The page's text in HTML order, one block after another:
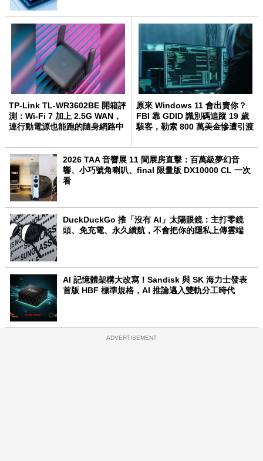
TP-Link TL-WR3602BE 開箱評
測：Wi-Fi 7 加上 2.5G WAN，
連行動電源也能跑的隨身網路中
原來 Windows 11 會出賣你？
FBI 靠 GDID 識別碼追蹤 19 歲
駭客，勒索 800 萬美金慘遭引渡
2026 TAA 音響展 11 間展房直擊：百萬級夢幻音
響、小巧號角喇叭、final 限量版 DX10000 CL 一次
看
DuckDuckGo 推「沒有 AI」太陽眼鏡：主打零鏡
頭、免充電、永久續航，不會把你的隱私上傳雲端
AI 記憶體架構大改寫！Sandisk 與 SK 海力士發表
首版 HBF 標準規格，AI 推論邁入雙軌分工時代
ADVERTISEMENT